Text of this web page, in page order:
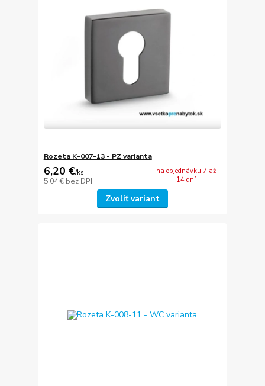
Rozeta K-007-13 - PZ varianta
6,20 €/ks
5,04 € bez DPH
na objednávku 7 až
14 dní
Zvoliť variant